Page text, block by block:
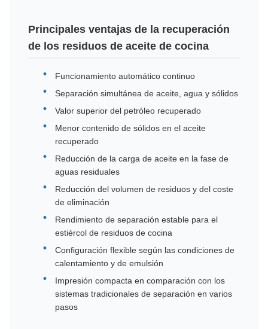
de viscosidad y
separación del aceite.
composición de la sal,
los ácidos orgánicos, los
limpieza y las aguas
residuales
Requisito de capacidad
Confirmar en m3/h,
Resultado objetivo
recuperación de aceite,
menos sólidos en el
menos aceite en fase de
agua, descarga estable
de pastel
Requisito de
Principales ventajas de la recuperación
de los residuos de aceite de cocina
Funcionamiento automático continuo
Separación simultánea de aceite, agua y sólidos
Valor superior del petróleo recuperado
Menor contenido de sólidos en el aceite
recuperado
Reducción de la carga de aceite en la fase de
aguas residuales
Reducción del volumen de residuos y del coste
de eliminación
Rendimiento de separación estable para el
estiércol de residuos de cocina
Configuración flexible según las condiciones de
calentamiento y de emulsión
Impresión compacta en comparación con los
sistemas tradicionales de separación en varios
pasos